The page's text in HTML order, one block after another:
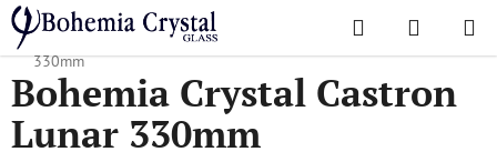
Treci
conținut
Căutare
DE
Acasă
/ Colecții populare / Lunar
Bohemia Crystal Castron Lunar
330mm
Bohemia Crystal Castron
Lunar 330mm